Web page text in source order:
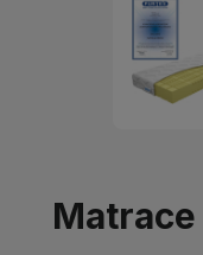
Matrace